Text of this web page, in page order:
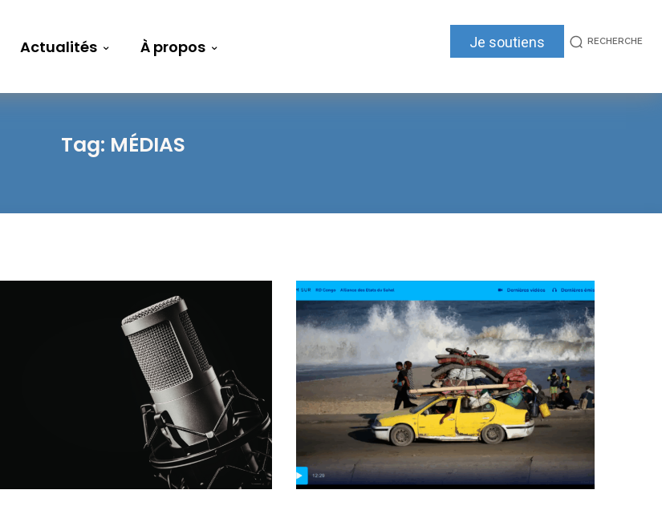
Actualités À propos Je soutiens RECHERCHE
Tag: MÉDIAS